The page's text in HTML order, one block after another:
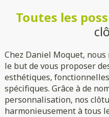
Toutes les
Chez Daniel Moquet,
le but de vous proposer
esthétiques,
spécifiques. Grâce à de
personnalisation, nos
harmonieusement à tous